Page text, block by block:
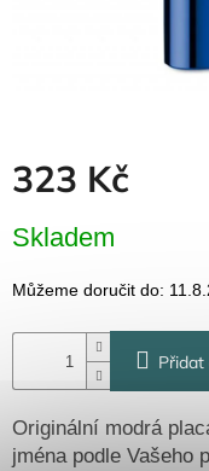
firmy
Valentýn
323 Kč
cena:
Skladem
Můžeme doručit do:
Přidat
Originální modrá
jména podle Vašeho